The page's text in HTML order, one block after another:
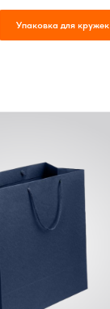
Упаковка для кружек